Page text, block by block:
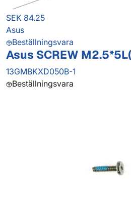
SEK 84.25
Asus
Beställningsvara
Asus SCREW
13GMBKXD050B-1
Beställningsvara